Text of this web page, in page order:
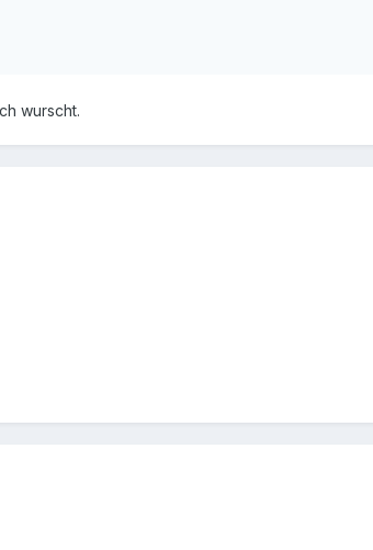
wurscht.